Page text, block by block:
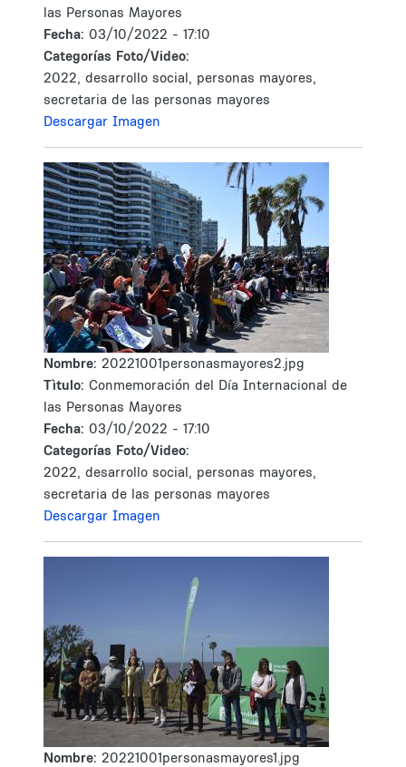
las Personas Mayores
Fecha: 03/10/2022 - 17:10
Categorías Foto/Video:
2022, desarrollo social, personas mayores,
secretaria de las personas mayores
Descargar Imagen
Nombre: 20221001personasmayores2.jpg
Tìtulo: Conmemoración del Día Internacional de
las Personas Mayores
Fecha: 03/10/2022 - 17:10
Categorías Foto/Video:
2022, desarrollo social, personas mayores,
secretaria de las personas mayores
Descargar Imagen
Nombre: 20221001personasmayores1.jpg